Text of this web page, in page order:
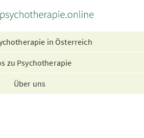
in Österreich
zu Psychotherapie
Über uns